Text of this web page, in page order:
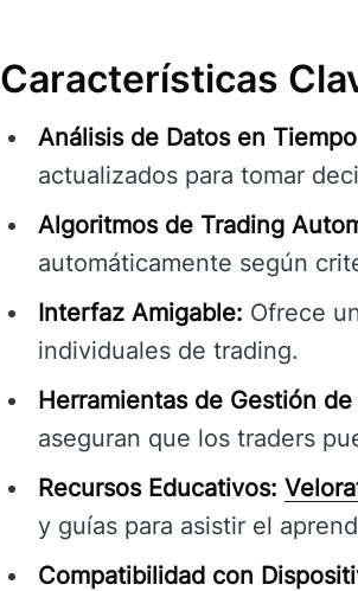
Características
Análisis de Datos en
actualizados para tomar
Algoritmos de Trading
automáticamente según
Interfaz Amigable: Ofrece
individuales de trading.
Herramientas de Gestión
aseguran que los traders
Recursos Educativos:
y guías para asistir el
Compatibilidad con